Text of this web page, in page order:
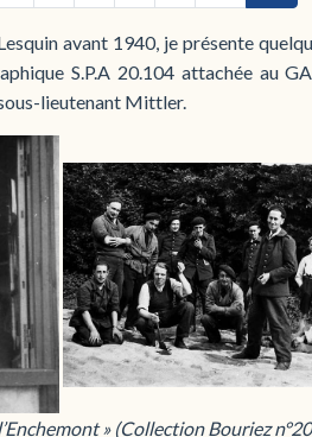
avant 1940, je présente
S.P.A 20.104 attachée au
lieutenant Mittler.
» (Collection Bouriez